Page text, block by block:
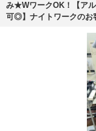
み★WワークOK！【ア
可◎】ナイトワークのお